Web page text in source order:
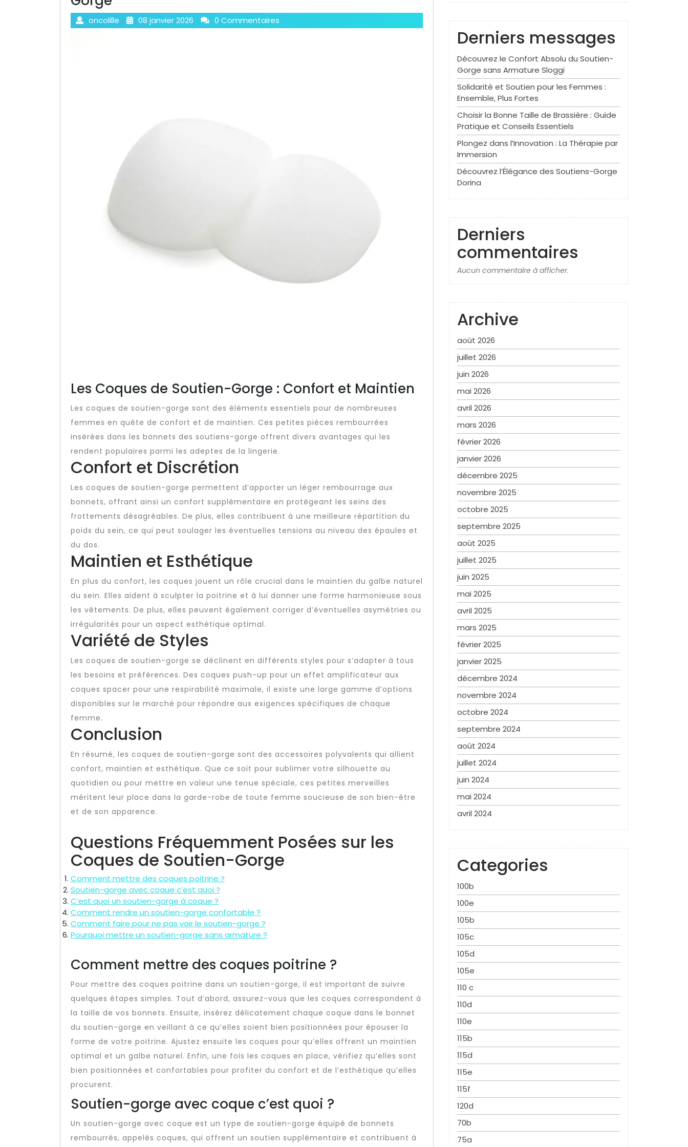
oncolille 08 janvier 2026 0 Commentaires
Les Coques de Soutien-Gorge : Confort et Maintien
Les coques de soutien-gorge sont des éléments essentiels pour de nombreuses
femmes en quête de confort et de maintien. Ces petites pièces rembourrées
insérées dans les bonnets des soutiens-gorge offrent divers avantages qui les
rendent populaires parmi les adeptes de la lingerie.
Confort et Discrétion
Les coques de soutien-gorge permettent d’apporter un léger rembourrage aux
bonnets, offrant ainsi un confort supplémentaire en protégeant les seins des
frottements désagréables. De plus, elles contribuent à une meilleure répartition du
poids du sein, ce qui peut soulager les éventuelles tensions au niveau des épaules et
du dos.
Maintien et Esthétique
En plus du confort, les coques jouent un rôle crucial dans le maintien du galbe naturel
du sein. Elles aident à sculpter la poitrine et à lui donner une forme harmonieuse sous
les vêtements. De plus, elles peuvent également corriger d’éventuelles asymétries ou
irrégularités pour un aspect esthétique optimal.
Variété de Styles
Les coques de soutien-gorge se déclinent en différents styles pour s’adapter à tous
les besoins et préférences. Des coques push-up pour un effet amplificateur aux
coques spacer pour une respirabilité maximale, il existe une large gamme d’options
disponibles sur le marché pour répondre aux exigences spécifiques de chaque
femme.
Conclusion
En résumé, les coques de soutien-gorge sont des accessoires polyvalents qui allient
confort, maintien et esthétique. Que ce soit pour sublimer votre silhouette au
quotidien ou pour mettre en valeur une tenue spéciale, ces petites merveilles
méritent leur place dans la garde-robe de toute femme soucieuse de son bien-être
et de son apparence.
Questions Fréquemment Posées sur les
Coques de Soutien-Gorge
Comment mettre des coques poitrine ?
Soutien-gorge avec coque c’est quoi ?
C’est quoi un soutien-gorge à coque ?
Comment rendre un soutien-gorge confortable ?
Comment faire pour ne pas voir le soutien-gorge ?
Pourquoi mettre un soutien-gorge sans armature ?
Comment mettre des coques poitrine ?
Pour mettre des coques poitrine dans un soutien-gorge, il est important de suivre
quelques étapes simples. Tout d’abord, assurez-vous que les coques correspondent à
la taille de vos bonnets. Ensuite, insérez délicatement chaque coque dans le bonnet
du soutien-gorge en veillant à ce qu’elles soient bien positionnées pour épouser la
forme de votre poitrine. Ajustez ensuite les coques pour qu’elles offrent un maintien
optimal et un galbe naturel. Enfin, une fois les coques en place, vérifiez qu’elles sont
bien positionnées et confortables pour profiter du confort et de l’esthétique qu’elles
procurent.
Soutien-gorge avec coque c’est quoi ?
Un soutien-gorge avec coque est un type de soutien-gorge équipé de bonnets
rembourrés, appelés coques, qui offrent un soutien supplémentaire et contribuent à
Derniers messages
Découvrez le Confort Absolu du Soutien-
Gorge sans Armature Sloggi
Solidarité et Soutien pour les Femmes :
Ensemble, Plus Fortes
Choisir la Bonne Taille de Brassière : Guide
Pratique et Conseils Essentiels
Plongez dans l’Innovation : La Thérapie par
Immersion
Découvrez l’Élégance des Soutiens-Gorge
Dorina
Derniers
commentaires
Aucun commentaire à afficher.
Archive
août 2026
juillet 2026
juin 2026
mai 2026
avril 2026
mars 2026
février 2026
janvier 2026
décembre 2025
novembre 2025
octobre 2025
septembre 2025
août 2025
juillet 2025
juin 2025
mai 2025
avril 2025
mars 2025
février 2025
janvier 2025
décembre 2024
novembre 2024
octobre 2024
septembre 2024
août 2024
juillet 2024
juin 2024
mai 2024
avril 2024
Categories
100b
100e
105b
105c
105d
105e
110 c
110d
110e
115b
115d
115e
115f
120d
70b
75a